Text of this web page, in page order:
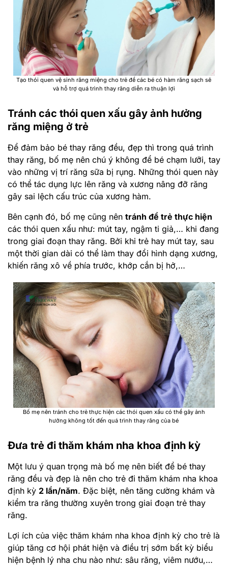
Tạo thói quen vệ sinh răng miệng cho trẻ để các bé có hàm răng sạch sẽ
và hỗ trợ quá trình thay răng diễn ra thuận lợi
Tránh các thói quen xấu gây ảnh hưởng
răng miệng ở trẻ
Để đảm bảo bé thay răng đều, đẹp thì trong quá trình
thay răng, bố mẹ nên chú ý không để bé chạm lưỡi, tay
vào những vị trí răng sữa bị rụng. Những thói quen này
có thể tác dụng lực lên răng và xương nâng đỡ răng
gây sai lệch cấu trúc của xương hàm.
Bên cạnh đó, bố mẹ cũng nên tránh để trẻ thực hiện
các thói quen xấu như: mút tay, ngậm ti giả,… khi đang
trong giai đoạn thay răng. Bởi khi trẻ hay mút tay, sau
một thời gian dài có thể làm thay đổi hình dạng xương,
khiến răng xô về phía trước, khớp cắn bị hở,…
Bố mẹ nên tránh cho trẻ thực hiện các thói quen xấu có thể gây ảnh
hưởng không tốt đến quá trình thay răng của bé
Đưa trẻ đi thăm khám nha khoa định kỳ
Một lưu ý quan trọng mà bố mẹ nên biết để bé thay
răng đều và đẹp là nên cho trẻ đi thăm khám nha khoa
định kỳ 2 lần/năm. Đặc biệt, nên tăng cường khám và
kiểm tra răng thường xuyên trong giai đoạn trẻ thay
răng.
Lợi ích của việc thăm khám nha khoa định kỳ cho trẻ là
giúp tăng cơ hội phát hiện và điều trị sớm bất kỳ biểu
hiện bệnh lý nha chu nào như: sâu răng, viêm nướu,…